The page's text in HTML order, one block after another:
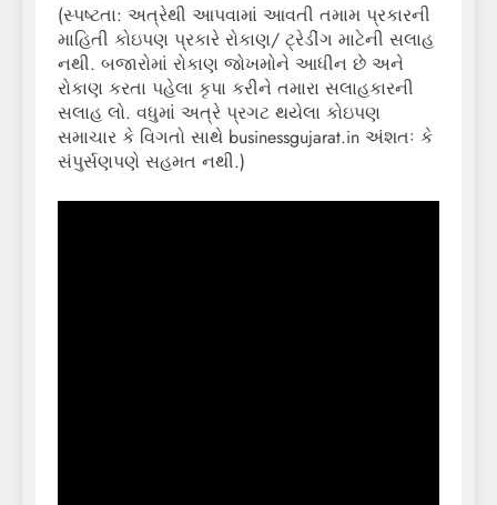
(સ્પષ્ટતા: અત્રેથી આપવામાં આવતી તમામ પ્રકારની
માહિતી કોઇપણ પ્રકારે રોકાણ/ ટ્રેડીંગ માટેની સલાહ
નથી. બજારોમાં રોકાણ જોખમોને આધીન છે અને
રોકાણ કરતા પહેલા કૃપા કરીને તમારા સલાહકારની
સલાહ લો. વધુમાં અત્રે પ્રગટ થયેલા કોઇપણ
સમાચાર કે વિગતો સાથે businessgujarat.in અંશતઃ કે
સંપુર્સણપણે સહમત નથી.)